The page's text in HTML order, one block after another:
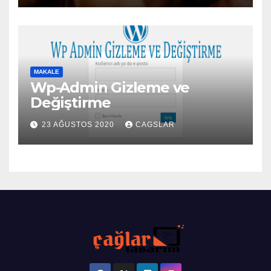
MAKALE
Wp-Admin Gizleme ve
Değiştirme
23 AĞUSTOS 2020 CAGSLAR